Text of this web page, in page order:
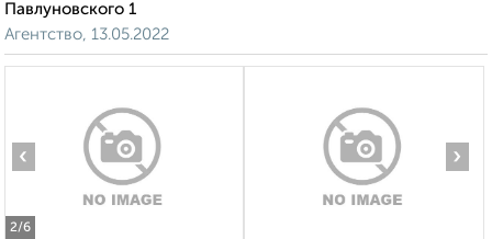
Павлуновского 1
Агентство, 13.05.2022
2/6
‹ ›